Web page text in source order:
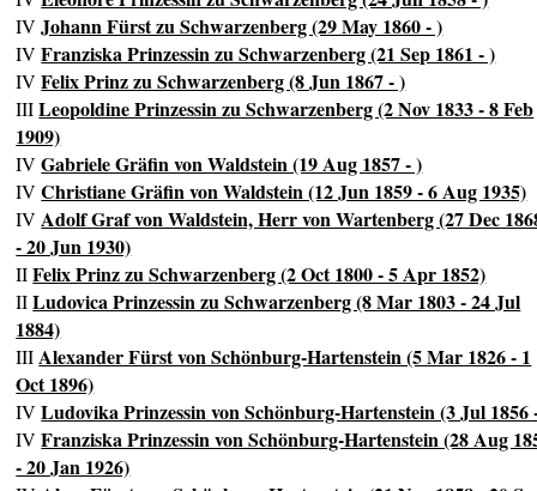
IVJohann Fürst zu Schwarzenberg (29 May 1860 - )
IVFranziska Prinzessin zu Schwarzenberg (21 Sep 1861 - )
IVFelix Prinz zu Schwarzenberg (8 Jun 1867 - )
IIILeopoldine Prinzessin zu Schwarzenberg (2 Nov 1833 - 8 Feb
1909)
IVGabriele Gräfin von Waldstein (19 Aug 1857 - )
IVChristiane Gräfin von Waldstein (12 Jun 1859 - 6 Aug 1935)
IVAdolf Graf von Waldstein, Herr von Wartenberg (27 Dec
- 20 Jun 1930)
IIFelix Prinz zu Schwarzenberg (2 Oct 1800 - 5 Apr 1852)
IILudovica Prinzessin zu Schwarzenberg (8 Mar 1803 - 24 Jul
1884)
IIIAlexander Fürst von Schönburg-Hartenstein (5 Mar 1826 - 1
Oct 1896)
IVLudovika Prinzessin von Schönburg-Hartenstein (3 Jul 1856
IVFranziska Prinzessin von Schönburg-Hartenstein (28 Aug
- 20 Jan 1926)